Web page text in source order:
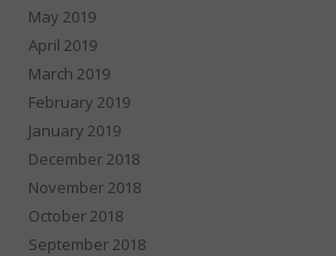
May 2019
April 2019
March 2019
February 2019
January 2019
December 2018
November 2018
October 2018
September 2018